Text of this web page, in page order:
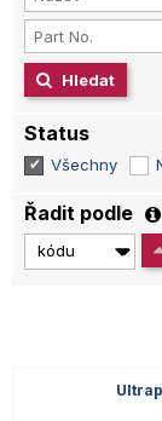
Hledat
Status
Všechny
Řadit podle